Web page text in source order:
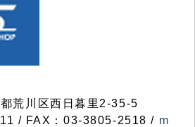
荒川区西日暮里2-35-5
/ FAX：03-3805-2518 / m